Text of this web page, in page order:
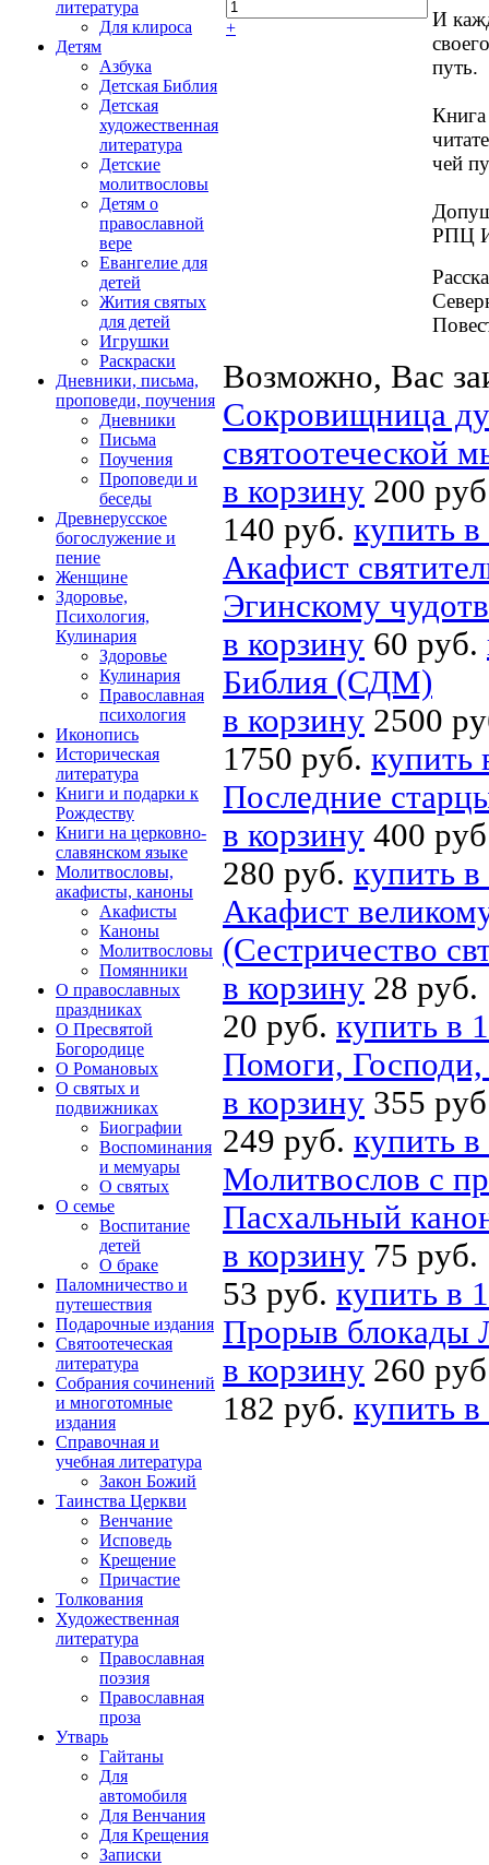
литература
Для клироса
Детям
Азбука
Детская Библия
Детская
художественная
литература
Детские
молитвословы
Детям о
православной
вере
Евангелие для
детей
Жития святых
для детей
Игрушки
Раскраски
Дневники, письма,
проповеди, поучения
Дневники
Письма
Поучения
Проповеди и
беседы
Древнерусское
богослужение и
пение
Женщине
Здоровье,
Психология,
Кулинария
Здоровье
Кулинария
Православная
психология
Иконопись
Историческая
литература
Книги и подарки к
Рождеству
Книги на церковно-
славянском языке
Молитвословы,
акафисты, каноны
Акафисты
Каноны
Молитвословы
Помянники
О православных
праздниках
О Пресвятой
Богородице
О Романовых
О святых и
подвижниках
Биографии
Воспоминания
и мемуары
О святых
О семье
Воспитание
детей
О браке
Паломничество и
путешествия
Подарочные издания
Святоотеческая
литература
Собрания сочинений
и многотомные
издания
Справочная и
учебная литература
Закон Божий
Таинства Церкви
Венчание
Исповедь
Крещение
Причастие
Толкования
Художественная
литература
Православная
поэзия
Православная
проза
Утварь
Гайтаны
Для
автомобиля
Для Венчания
Для Крещения
Записки
+
И
путь.
чей
РПЦ
Возможно, Вас
Сокровищница
святоотеческой
в корзину 200
140 руб. купить
Акафист
Эгинскому
в корзину 60 руб.
Библия (СДМ)
в корзину 2500
1750 руб. купить
Последние
в корзину 400
280 руб. купить
Акафист
(Сестричество
в корзину 28 руб.
20 руб. купить в
Помоги,
в корзину 355
249 руб. купить
Молитвослов с
Пасхальный
в корзину 75 руб.
53 руб. купить в
Прорыв блокады
в корзину 260
182 руб. купить